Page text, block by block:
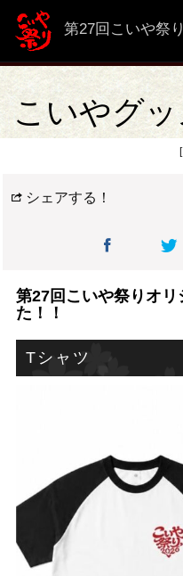
第27回こいや祭り
こいやグ
シェアする！
第27回こいや祭りオ
た！！
Tシャツ